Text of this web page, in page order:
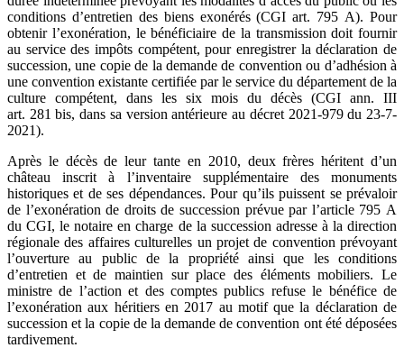
conditions d’entretien des biens exonérés (CGI art. 795 A). Pour
obtenir l’exonération, le bénéficiaire de la transmission doit fournir
au service des impôts compétent, pour enregistrer la déclaration de
succession, une copie de la demande de convention ou d’adhésion à
une convention existante certifiée par le service du département de la
culture compétent, dans les six mois du décès (CGI ann. III
art. 281 bis, dans sa version antérieure au décret 2021-979 du 23-7-
2021).
Après le décès de leur tante en 2010, deux frères héritent d’un
château inscrit à l’inventaire supplémentaire des monuments
historiques et de ses dépendances. Pour qu’ils puissent se prévaloir
de l’exonération de droits de succession prévue par l’article 795 A
du CGI, le notaire en charge de la succession adresse à la direction
régionale des affaires culturelles un projet de convention prévoyant
l’ouverture au public de la propriété ainsi que les conditions
d’entretien et de maintien sur place des éléments mobiliers. Le
ministre de l’action et des comptes publics refuse le bénéfice de
l’exonération aux héritiers en 2017 au motif que la déclaration de
succession et la copie de la demande de convention ont été déposées
tardivement.